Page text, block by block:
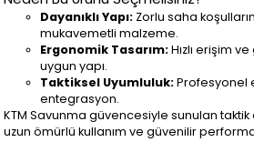
Dayanıklı Yapı: Zorlu saha
mukavemetli malzeme.
Ergonomik Tasarım:Hızlı erişim
uygun yapı.
Taktiksel Uyumluluk:Profesyonel
entegrasyon.
KTM Savunma güvencesiyle sunulan
uzun ömürlü kullanım ve güvenilir